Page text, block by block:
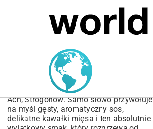
MARIUSZ ŁAMAGA 04.10.2025
Przepis na Strogonowa z
Polędwiczek Wieprzowych
| Krok po Kroku
Ach, Strogonow. Samo słowo przywołuje
na myśl gęsty, aromatyczny sos,
delikatne kawałki mięsa i ten absolutnie